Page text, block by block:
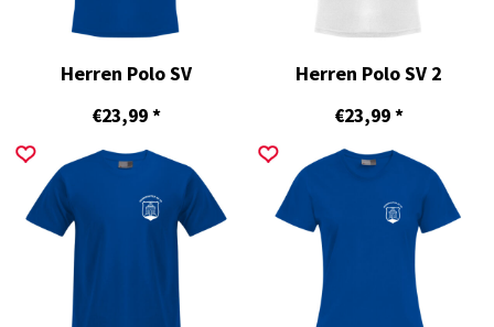
Herren Polo SV
€23,99*
Herren Polo SV 2
€23,99*